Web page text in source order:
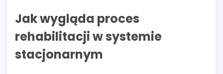
Jak wygląda proces
rehabilitacji w systemie
stacjonarnym